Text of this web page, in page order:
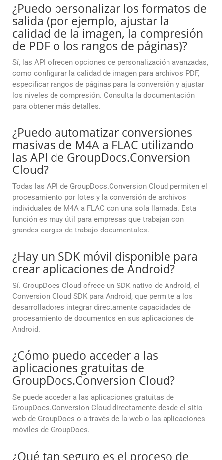
¿Puedo personalizar los formatos de
salida (por ejemplo, ajustar la
calidad de la imagen, la compresión
de PDF o los rangos de páginas)?
Sí, las API ofrecen opciones de personalización avanzadas,
como configurar la calidad de imagen para archivos PDF,
especificar rangos de páginas para la conversión y ajustar
los niveles de compresión. Consulta la documentación
para obtener más detalles.
¿Puedo automatizar conversiones
masivas de M4A a FLAC utilizando
las API de GroupDocs.Conversion
Cloud?
Todas las API de GroupDocs.Conversion Cloud permiten el
procesamiento por lotes y la conversión de archivos
individuales de M4A a FLAC con una sola llamada. Esta
función es muy útil para empresas que trabajan con
grandes cargas de trabajo documentales.
¿Hay un SDK móvil disponible para
crear aplicaciones de Android?
Sí. GroupDocs Cloud ofrece un SDK nativo de Android, el
Conversion Cloud SDK para Android, que permite a los
desarrolladores integrar directamente capacidades de
procesamiento de documentos en sus aplicaciones de
Android.
¿Cómo puedo acceder a las
aplicaciones gratuitas de
GroupDocs.Conversion Cloud?
Se puede acceder a las aplicaciones gratuitas de
GroupDocs.Conversion Cloud directamente desde el sitio
web de GroupDocs o a través de la web o las aplicaciones
móviles de GroupDocs.
¿Qué tan seguro es el proceso de